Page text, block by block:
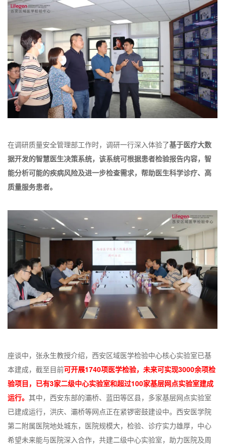
在调研质量安全管理部工作时，调研一行深入体验了基于医疗大数
据开发的智慧医生决策系统， 该系统可根据患者检验报告内容，智
能分析可能的疾病风险及进一步检查需求，帮助医生科学诊疗、高
质量服务患者。
座谈中，张永生教授介绍，西安区域医学检验中心核心实验室已基
本建成，截至目前可开展1740项医学检验，未来可实现3000余项检
验项目，已有3家二级中心实验室和超过100家基层网点实验室建成
运行。 其中，西安东部的灞桥、蓝田等区县，多家基层网点实验室
已建成运行，洪庆、灞桥等网点正在紧锣密鼓建设中。西安医学院
第二附属医院地处城东，医院规模大，检验、诊疗实力雄厚，中心
希望未来能与医院深入合作，共建二级中心实验室，助力医院及周